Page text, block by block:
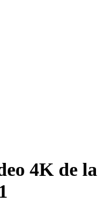
4K de la